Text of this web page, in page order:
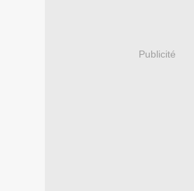
Publicité